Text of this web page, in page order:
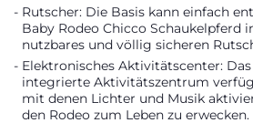
Rutscher: Die Basis kann einfach
Baby Rodeo Chicco Schaukelpferd
nutzbares und völlig sicheren
Elektronisches Aktivitätscenter:
integrierte Aktivitätszentrum
mit denen Lichter und Musik
den Rodeo zum Leben zu erwecken.